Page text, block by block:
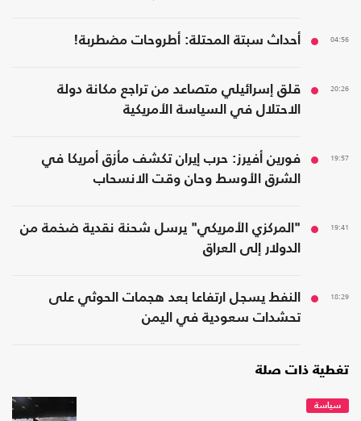
04:56 أحداث سبتة المحتلة: أطروحات مضطربة!
20:26
قلق إسرائيلي متصاعد من تراجع مكانة دولة
الاحتلال في السياسة الأمريكية
19:57
فورين أفيرز: حرب إيران تكشف مأزق أمريكا في
الشرق الأوسط وحان وقت الانسحاب
19:41
"المركزي الأمريكي" يرسل شحنة نقدية ضخمة من
الدولار إلى العراق
18:29
النفط يسجل ارتفاعا بعد هجمات الحوثي على
تحشدات سعودية في اليمن
تغطية ذات صلة
سياسة